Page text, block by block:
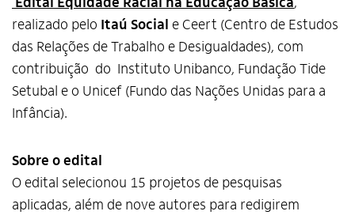
realizado pelo Itaú Social e Ceert (Centro de Estudos
das Relações de Trabalho e Desigualdades), com
contribuição do Instituto Unibanco, Fundação Tide
Setubal e o Unicef (Fundo das Nações Unidas para a
Infância).
Sobre o edital
O edital selecionou 15 projetos de pesquisas
aplicadas, além de nove autores para redigirem